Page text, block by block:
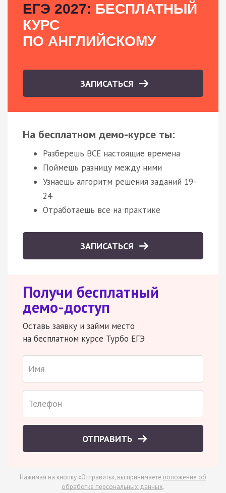
ЕГЭ 2027: БЕСПЛАТНЫЙ
КУРС
ПО АНГЛИЙСКОМУ
ЗАПИСАТЬСЯ
На бесплатном демо-курсе ты:
Разберешь ВСЕ настоящие времена
Поймешь разницу между ними
Узнаешь алгоритм решения заданий 19-
24
Отработаешь все на практике
ЗАПИСАТЬСЯ
Получи бесплатный
демо-доступ
Оставь заявку и займи место
на бесплатном курсе Турбо ЕГЭ
ОТПРАВИТЬ
Нажимая на кнопку «Отправить», вы принимаете положение об
обработке персональных данных.